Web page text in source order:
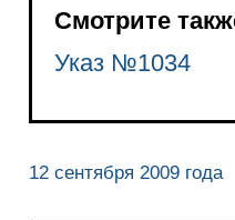
Смотрите
Указ №1034
12 сентября 2009 года